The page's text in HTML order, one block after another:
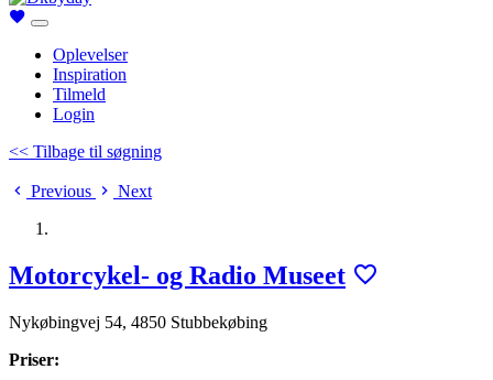
Oplevelser
Inspiration
Tilmeld
Login
<< Tilbage til søgning
Previous Next
Motorcykel- og Radio Museet
Nykøbingvej 54, 4850 Stubbekøbing
Priser: